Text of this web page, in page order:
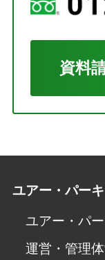
資料
ユアー・パー
ユアー・パ
運営・管理体